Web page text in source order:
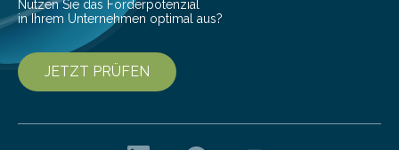
Nutzen Sie das Förderpotenzial
in Ihrem Unternehmen optimal aus?
JETZT PRÜFEN